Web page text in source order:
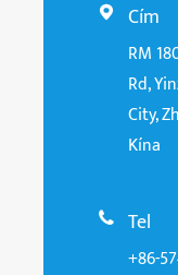
 Cím
RM
Rd,
City,
Kína
 Tel
+86-